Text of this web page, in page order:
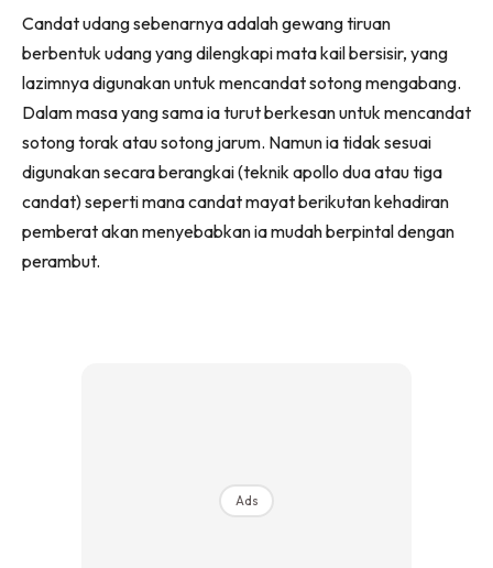
Candat udang sebenarnya adalah gewang tiruan
berbentuk udang yang dilengkapi mata kail bersisir, yang
lazimnya digunakan untuk mencandat sotong mengabang.
Dalam masa yang sama ia turut berkesan untuk mencandat
sotong torak atau sotong jarum. Namun ia tidak sesuai
digunakan secara berangkai (teknik apollo dua atau tiga
candat) seperti mana candat mayat berikutan kehadiran
pemberat akan menyebabkan ia mudah berpintal dengan
perambut.
Ads